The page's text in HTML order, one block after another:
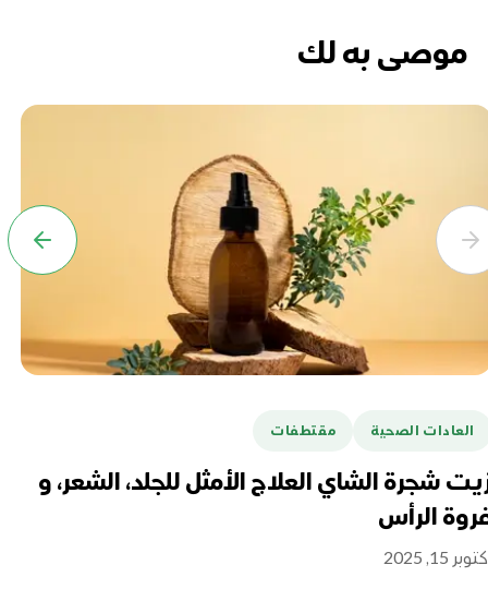
موصى به لك
العادات الصحية مقتطفات
شجرة الشاي العلاج الأمثل للجلد، الشعر، و
الرأس
15, 2025